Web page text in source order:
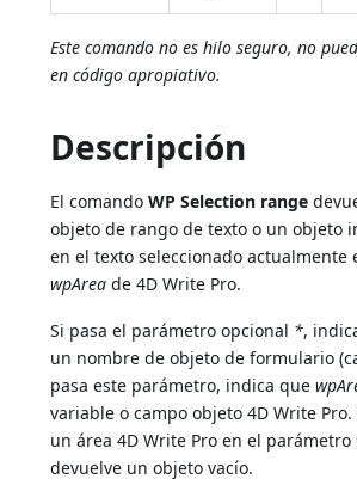
Este comando no es hilo seguro, no
en código apropiativo.
Descripción
El comandoWP Selection range
objeto de rango de texto o un objeto
en el texto seleccionado actualmente
wpArea de 4D Write Pro.
Si pasa el parámetro opcional *,
un nombre de objeto de formulario
pasa este parámetro, indica que
variable o campo objeto 4D Write Pro.
un área 4D Write Pro en el parámetro
devuelve un objeto vacío.